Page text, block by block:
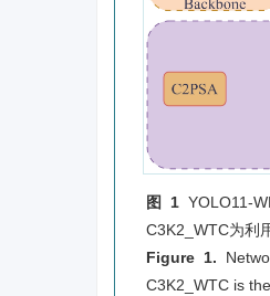
图 1 YOLO11-
C3K2_WTC为利
Figure 1.
C3K2_WTC is